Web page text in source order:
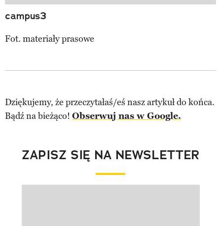
campus3
Fot. materiały prasowe
Dziękujemy, że przeczytałaś/eś nasz artykuł do końca.
Bądź na bieżąco! Obserwuj nas w Google.
ZAPISZ SIĘ NA NEWSLETTER